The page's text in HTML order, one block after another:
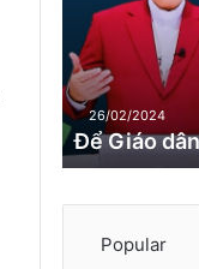
d
â
n
t
r
26/02/2024
Để Giáo
Popular